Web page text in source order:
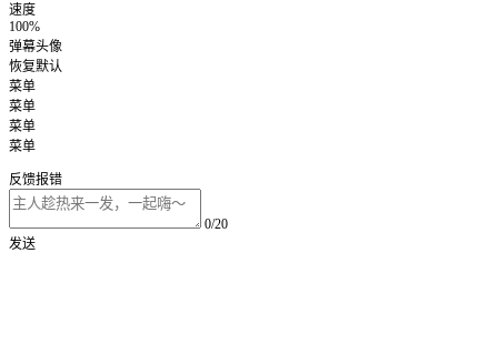
速度
100%
弹幕头像
恢复默认
菜单
菜单
菜单
菜单
反馈报错
0/20
发送